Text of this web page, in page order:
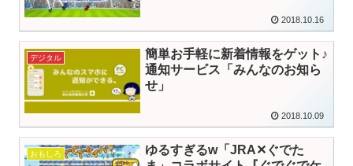
2018.10.16
デジタル
簡単お手軽に新着情報をゲット♪
通知サービス「みんなのお知ら
せ」
2018.10.09
おもしろ
ゆるすぎるw「JRA✕ぐでた